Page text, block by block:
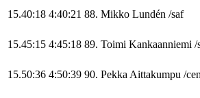
15.40:18 4:40:21 88. Mikko Lundén /saf
15.45:15 4:45:18 89. Toimi Kankaanniemi /
15.50:36 4:50:39 90. PekkaAittakumpu /